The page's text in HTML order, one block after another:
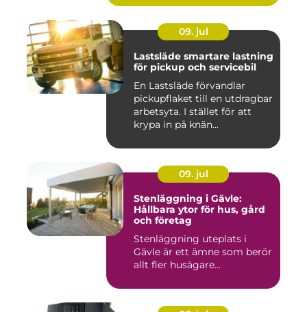
09. jul
Lastsläde smartare lastning
för pickup och servicebil
En Lastsläde förvandlar
pickupflaket till en utdragbar
arbetsyta. I stället för att
krypa in på knän...
09. jul
Stenläggning i Gävle:
Hållbara ytor för hus, gård
och företag
Stenläggning uteplats i
Gävle är ett ämne som berör
allt fler husägare...